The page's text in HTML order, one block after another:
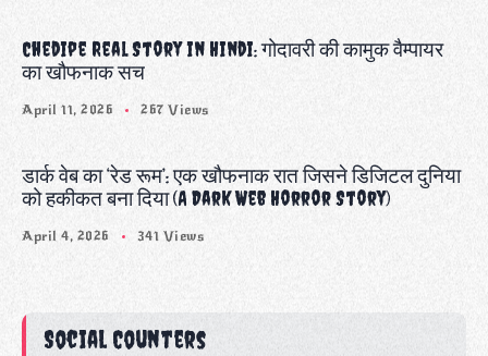
Chedipe Real Story in Hindi: गोदावरी की कामुक वैम्पायर
का खौफनाक सच
April 11, 2026 267 Views
डार्क वेब का ‘रेड रूम’: एक खौफनाक रात जिसने डिजिटल दुनिया
को हकीकत बना दिया (A Dark Web Horror Story)
April 4, 2026 341 Views
Social Counters